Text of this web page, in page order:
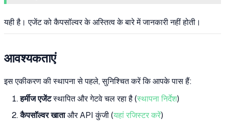
यही है। एजेंट को कैपसॉल्वर के अस्तित्व के बारे में जानकारी नहीं होती।
आवश्यकताएं
इस एकीकरण की स्थापना से पहले, सुनिश्चित करें कि आपके पास हैं:
हर्मीज एजेंटस्थापित और गेटवे चल रहा है (स्थापना निर्देश)
कैपसॉल्वर खाताऔर API कुंजी (यहां रजिस्टर करें)